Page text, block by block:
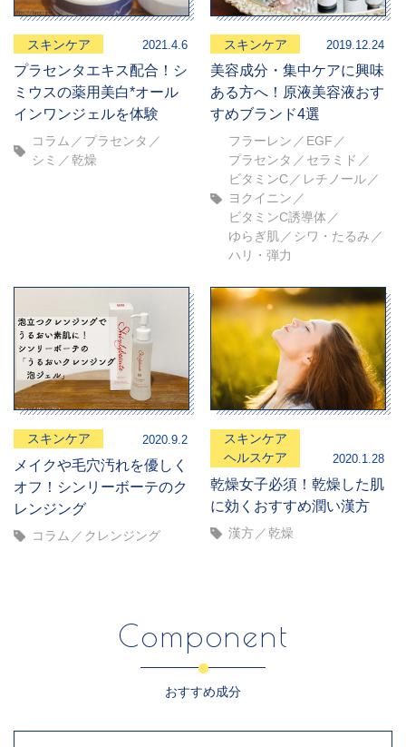
スキンケア 2021.4.6
プラセンタエキス配合！シ
ミウスの薬用美白*オール
インワンジェルを体験
コラム
プラセンタ
シミ
乾燥
スキンケア 2019.12.24
美容成分・集中ケアに興味
ある方へ！原液美容液おす
すめブランド4選
フラーレン
EGF
プラセンタ
セラミド
ビタミンC
レチノール
ヨクイニン
ビタミンC誘導体
ゆらぎ肌
シワ・たるみ
ハリ・弾力
スキンケア 2020.9.2
メイクや毛穴汚れを優しく
オフ！シンリーボーテのク
レンジング
コラム クレンジング
スキンケア
ヘルスケア
2020.1.28
乾燥女子必須！乾燥した肌
に効くおすすめ潤い漢方
漢方 乾燥
Component
おすすめ成分